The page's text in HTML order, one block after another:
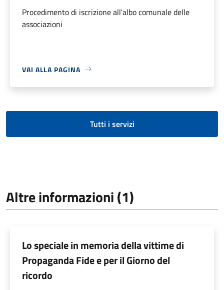
Procedimento di iscrizione all'albo comunale delle
associazioni
VAI ALLA PAGINA
Tutti i servizi
Altre informazioni (1)
Lo speciale in memoria della vittime di
Propaganda Fide e per il Giorno del
ricordo